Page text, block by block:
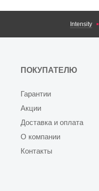
Intensity
ПОКУПАТЕЛЮ
Гарантии
Акции
Доставка и оплата
О компании
Контакты